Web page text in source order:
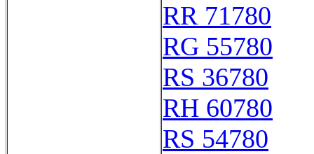
RR 71780
RG 55780
RS 36780
RH 60780
RS 54780